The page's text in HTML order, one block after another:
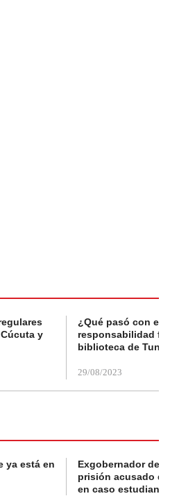
y
¿Qué pasó con el
responsabilidad
biblioteca de
29/08/2023
ya está en
Exgobernador de
prisión acusado
en caso